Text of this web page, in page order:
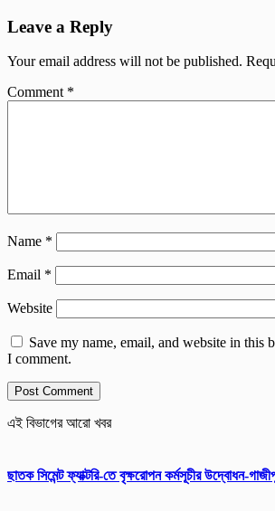
Leave a Reply
Your email address will not be published.
Comment *
Name *
Email *
Website
Save my name, email, and website in this
I comment.
এই বিভাগের আরো খবর
ছাতক সিমেন্ট ফ্যাক্টরি-তে বৃক্ষরোপন কর্মসূচীর উদ্বোধন-